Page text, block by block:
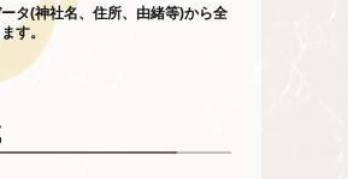
タ(神社名、住所、由緒等)から全
す。